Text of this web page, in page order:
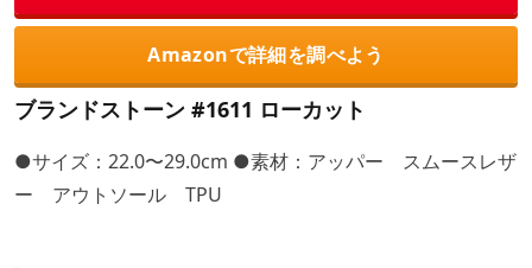
Amazonで詳細を調べよう
ブランドストーン #1611 ローカット
●サイズ：22.0〜29.0cm ●素材：アッパー スムースレザ
ー アウトソール TPU